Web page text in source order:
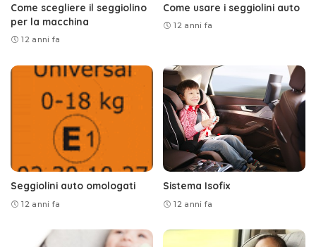
Come scegliere il seggiolino
per la macchina
12 anni fa
Come usare i seggiolini auto
12 anni fa
Seggiolini auto omologati
12 anni fa
Sistema Isofix
12 anni fa